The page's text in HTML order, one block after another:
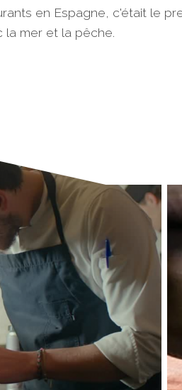
en Espagne, c'était le
la mer et la pêche.